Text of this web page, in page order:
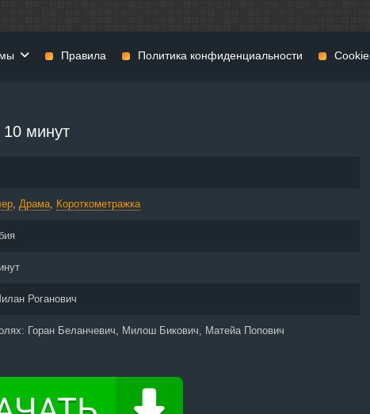
минут
, Драма, Короткометражка
Роганович
Горан Беланчевич, Милош Бикович, Матейа Попович
Мелодрамы
Правила Политика конфиденциальности Cookie